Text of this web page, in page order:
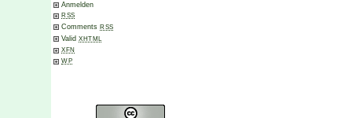
Anmelden
RSS
Comments RSS
Valid XHTML
XFN
WP